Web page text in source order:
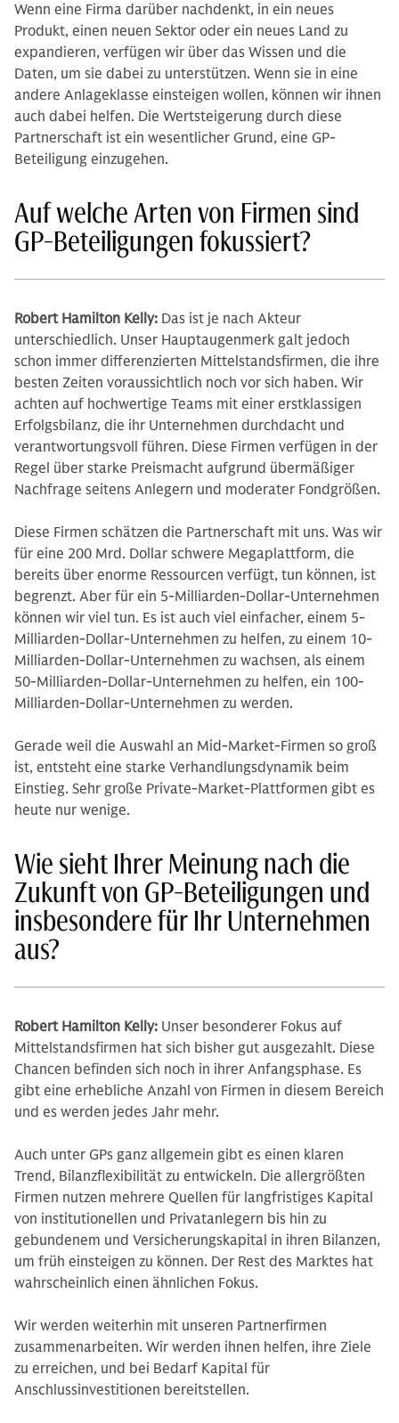
Wenn eine Firma darüber nachdenkt, in ein neues
Produkt, einen neuen Sektor oder ein neues Land zu
expandieren, verfügen wir über das Wissen und die
Daten, um sie dabei zu unterstützen. Wenn sie in eine
andere Anlageklasse einsteigen wollen, können wir ihnen
auch dabei helfen. Die Wertsteigerung durch diese
Partnerschaft ist ein wesentlicher Grund, eine GP-
Beteiligung einzugehen.
Auf welche Arten von Firmen sind
GP-Beteiligungen fokussiert?
Robert Hamilton Kelly: Das ist je nach Akteur
unterschiedlich. Unser Hauptaugenmerk galt jedoch
schon immer differenzierten Mittelstandsfirmen, die ihre
besten Zeiten voraussichtlich noch vor sich haben. Wir
achten auf hochwertige Teams mit einer erstklassigen
Erfolgsbilanz, die ihr Unternehmen durchdacht und
verantwortungsvoll führen. Diese Firmen verfügen in der
Regel über starke Preismacht aufgrund übermäßiger
Nachfrage seitens Anlegern und moderater Fondgrößen.
Diese Firmen schätzen die Partnerschaft mit uns. Was wir
für eine 200 Mrd. Dollar schwere Megaplattform, die
bereits über enorme Ressourcen verfügt, tun können, ist
begrenzt. Aber für ein 5-Milliarden-Dollar-Unternehmen
können wir viel tun. Es ist auch viel einfacher, einem 5-
Milliarden-Dollar-Unternehmen zu helfen, zu einem 10-
Milliarden-Dollar-Unternehmen zu wachsen, als einem
50-Milliarden-Dollar-Unternehmen zu helfen, ein 100-
Milliarden-Dollar-Unternehmen zu werden.
Gerade weil die Auswahl an Mid-Market-Firmen so groß
ist, entsteht eine starke Verhandlungsdynamik beim
Einstieg. Sehr große Private-Market-Plattformen gibt es
heute nur wenige.
Wie sieht Ihrer Meinung nach die
Zukunft von GP-Beteiligungen und
insbesondere für Ihr Unternehmen
aus?
Robert Hamilton Kelly: Unser besonderer Fokus auf
Mittelstandsfirmen hat sich bisher gut ausgezahlt. Diese
Chancen befinden sich noch in ihrer Anfangsphase. Es
gibt eine erhebliche Anzahl von Firmen in diesem Bereich
und es werden jedes Jahr mehr.
Auch unter GPs ganz allgemein gibt es einen klaren
Trend, Bilanzflexibilität zu entwickeln. Die allergrößten
Firmen nutzen mehrere Quellen für langfristiges Kapital
von institutionellen und Privatanlegern bis hin zu
gebundenem und Versicherungskapital in ihren Bilanzen,
um früh einsteigen zu können. Der Rest des Marktes hat
wahrscheinlich einen ähnlichen Fokus.
Wir werden weiterhin mit unseren Partnerfirmen
zusammenarbeiten. Wir werden ihnen helfen, ihre Ziele
zu erreichen, und bei Bedarf Kapital für
Anschlussinvestitionen bereitstellen.